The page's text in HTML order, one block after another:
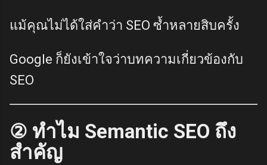
แม้คุณไม่ได้ใส่คำว่า SEO ซ้ำหลายสิบครั้ง
Google ก็ยังเข้าใจว่าบทความเกี่ยวข้องกับ
SEO
② ทำไม Semantic SEO ถึง
สำคัญ